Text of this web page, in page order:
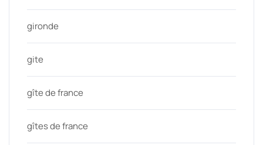
gironde
gite
gîte de france
gîtes de france